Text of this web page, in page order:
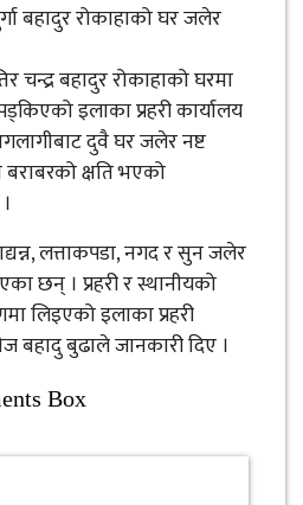
बहादुर रोकाहाको घर जलेर
चन्द्र बहादुर रोकाहाको घरमा
इलाका प्रहरी कार्यालय
दुवै घर जलेर नष्ट
क्षति भएको
लत्ताकपडा, नगद र सुन जलेर
छन् । प्रहरी र स्थानीयको
लिइएको इलाका प्रहरी
बहादु बुढाले जानकारी दिए ।
Box